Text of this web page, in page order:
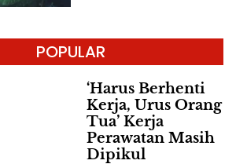
POPULAR
‘Harus Berhenti
Kerja, Urus Orang
Tua’ Kerja
Perawatan Masih
Dipikul